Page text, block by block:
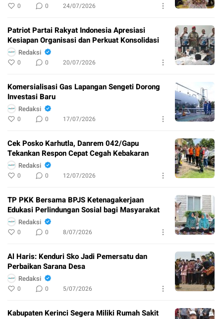
0 0 24/07/2026
Patriot Partai Rakyat Indonesia Apresiasi
Kesiapan Organisasi dan Perkuat Konsolidasi
Redaksi
0 0 20/07/2026
Komersialisasi Gas Lapangan Sengeti Dorong
Investasi Baru
Redaksi
0 0 17/07/2026
Cek Posko Karhutla, Danrem 042/Gapu
Tekankan Respon Cepat Cegah Kebakaran
Redaksi
0 0 12/07/2026
TP PKK Bersama BPJS Ketenagakerjaan
Edukasi Perlindungan Sosial bagi Masyarakat
Redaksi
0 0 8/07/2026
Al Haris: Kenduri Sko Jadi Pemersatu dan
Perbaikan Sarana Desa
Redaksi
0 0 5/07/2026
Kabupaten Kerinci Segera Miliki Rumah Sakit